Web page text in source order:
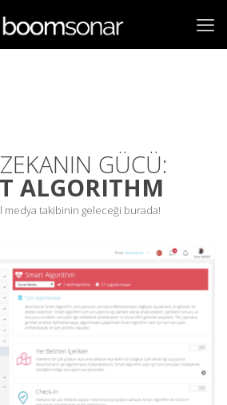
GÜCÜ:
ALGORITHM
medya takibinin geleceği burada!